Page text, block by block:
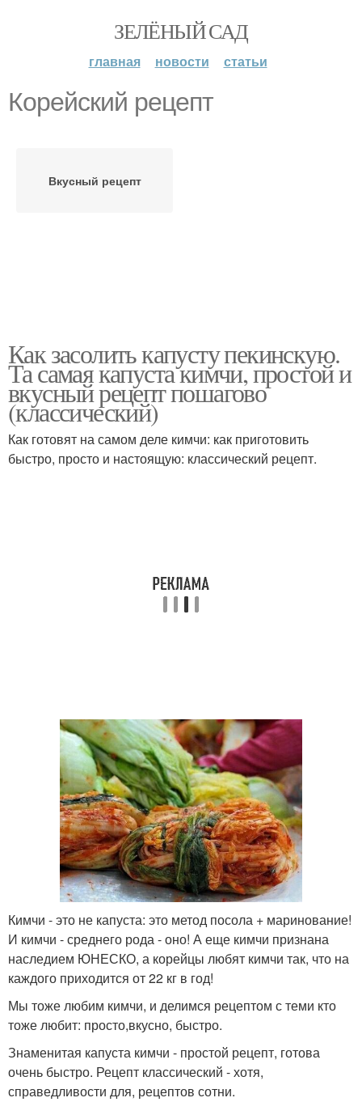
ЗЕЛЁНЫЙ САД
главная новости статьи
Корейский рецепт
Вкусный рецепт
Как засолить капусту пекинскую.
Та самая капуста кимчи, простой и
вкусный рецепт пошагово
(классический)
Как готовят на самом деле кимчи: как приготовить
быстро, просто и настоящую: классический рецепт.
Кимчи - это не капуста: это метод посола + маринование!
И кимчи - среднего рода - оно! А еще кимчи признана
наследием ЮНЕСКО, а корейцы любят кимчи так, что на
каждого приходится от 22 кг в год!
Мы тоже любим кимчи, и делимся рецептом с теми кто
тоже любит: просто,вкусно, быстро.
Знаменитая капуста кимчи - простой рецепт, готова
очень быстро. Рецепт классический - хотя,
справедливости для, рецептов сотни.